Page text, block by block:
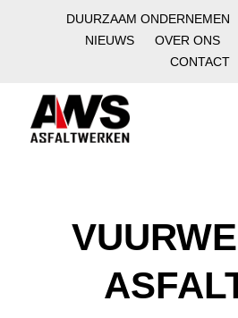
DUURZAAM ONDERNEMEN
NIEUWS
OVER ONS
CONTACT